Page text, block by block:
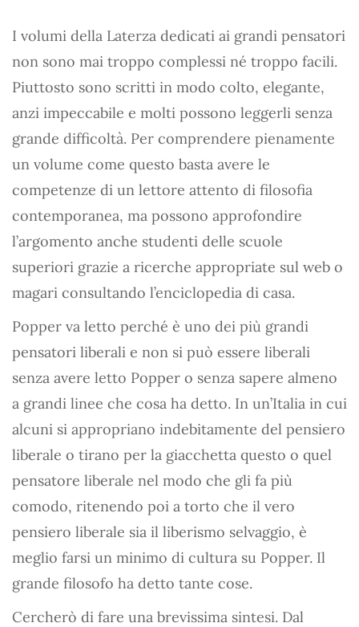
I volumi della Laterza dedicati ai grandi pensatori
non sono mai troppo complessi né troppo facili.
Piuttosto sono scritti in modo colto, elegante,
anzi impeccabile e molti possono leggerli senza
grande difficoltà. Per comprendere pienamente
un volume come questo basta avere le
competenze di un lettore attento di filosofia
contemporanea, ma possono approfondire
l’argomento anche studenti delle scuole
superiori grazie a ricerche appropriate sul web o
magari consultando l’enciclopedia di casa.
Popper va letto perché è uno dei più grandi
pensatori liberali e non si può essere liberali
senza avere letto Popper o senza sapere almeno
a grandi linee che cosa ha detto. In un’Italia in cui
alcuni si appropriano indebitamente del pensiero
liberale o tirano per la giacchetta questo o quel
pensatore liberale nel modo che gli fa più
comodo, ritenendo poi a torto che il vero
pensiero liberale sia il liberismo selvaggio, è
meglio farsi un minimo di cultura su Popper. Il
grande filosofo ha detto tante cose.
Cercherò di fare una brevissima sintesi. Dal